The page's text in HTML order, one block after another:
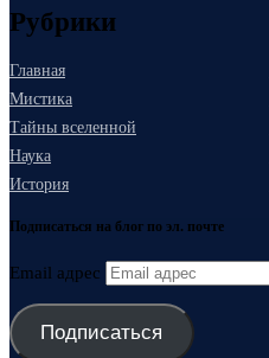
Рубрики
Главная
Мистика
Тайны вселенной
Наука
История
Подписаться на блог по эл. почте
Email адрес
Подписаться